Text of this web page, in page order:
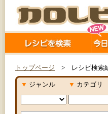
トップページ > レシピ検索
▼ ジャンル ▼ カテゴリ